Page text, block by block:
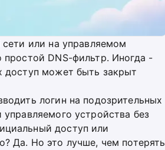
или на управляемом
простой DNS-фильтр. Иногда -
доступ может быть закрыт
логин на подозрительных
устройства без
доступ или
Да. Но это лучше, чем потерять